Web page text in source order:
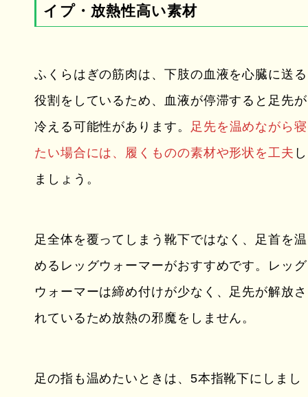
イプ・放熱性高い素材
ふくらはぎの筋肉は、下肢の血液を心臓に送る
役割をしているため、血液が停滞すると足先が
冷える可能性があります。
足先を温めながら寝
たい場合には、履くものの素材や形状を工夫 し
ましょう。
足全体を覆ってしまう靴下ではなく、足首を温
めるレッグウォーマーがおすすめです。レッグ
ウォーマーは締め付けが少なく、足先が解放さ
れているため放熱の邪魔をしません。
足の指も温めたいときは、5本指靴下にしまし